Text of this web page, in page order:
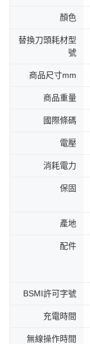
顏色
替換刀頭耗材型
號
商品尺寸mm
商品重量
國際條碼
電壓
消耗電力
保固
產地
配件
BSMI許可字號
充電時間
無線操作時間